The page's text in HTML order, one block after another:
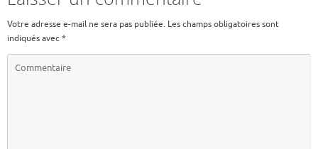
Votre adresse e-mail ne sera pas publiée. Les champs obligatoires sont
indiqués avec*